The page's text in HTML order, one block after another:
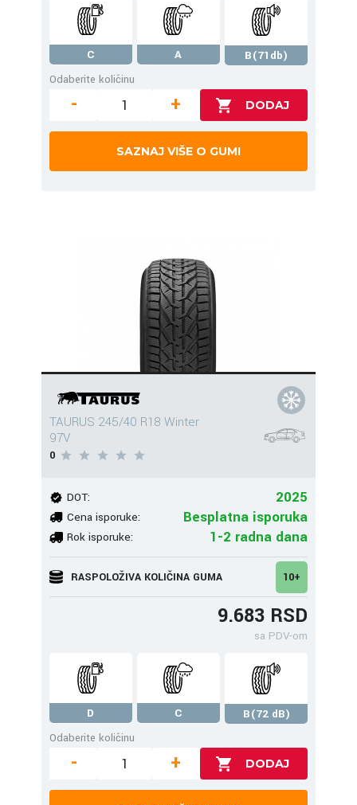
C A
B(71db)
Odaberite količinu
- +
SAZNAJ VIŠE O GUMI
TAURUS 245/40 R18 Winter
97V
0
DOT: 2025
Cena isporuke: Besplatna isporuka
Rok isporuke: 1-2 radna dana
RASPOLOŽIVA KOLIČINA GUMA 10+
9.683 RSD
sa PDV-om
D C
B(72 dB)
Odaberite količinu
- +